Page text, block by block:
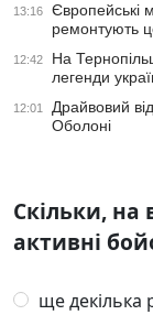
13:16
Європейські
ремонтують
12:42
На
легенди
12:01
Драйвовий
Оболоні
Скільки,
активні
ще декілька